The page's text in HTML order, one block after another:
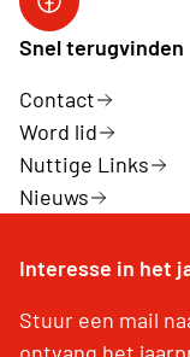
Neos DiNA
Snel terugvinden
Contact
Word lid
Nuttige Links
Nieuws
Interesse in het
Stuur een mail